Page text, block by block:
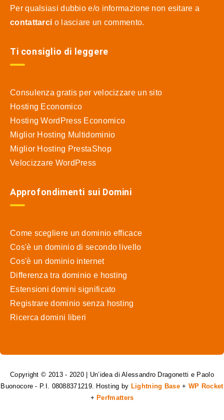
Per qualsiasi dubbio e/o informazione non esitare a
contattarci o lasciare un commento.
Ti consiglio di leggere
Consulenza gratis per velocizzare un sito
Hosting Economico
Hosting WordPress Economico
Miglior Hosting Multidominio
Miglior Hosting PrestaShop
Velocizzare WordPress
Approfondimenti sui Domini
Come scegliere un dominio efficace
Cos'è un dominio di secondo livello
Cos'è un dominio internet
Differenza tra dominio e hosting
Estensioni domini significato
Registrare dominio senza hosting
Ricerca domini liberi
Copyright © 2013 - 2020 | Un’idea di Alessandro Dragonetti e Paolo
Buonocore - P.I. 08088371219. Hosting by Lightning Base+ WP Rocket
+ Perfmatters